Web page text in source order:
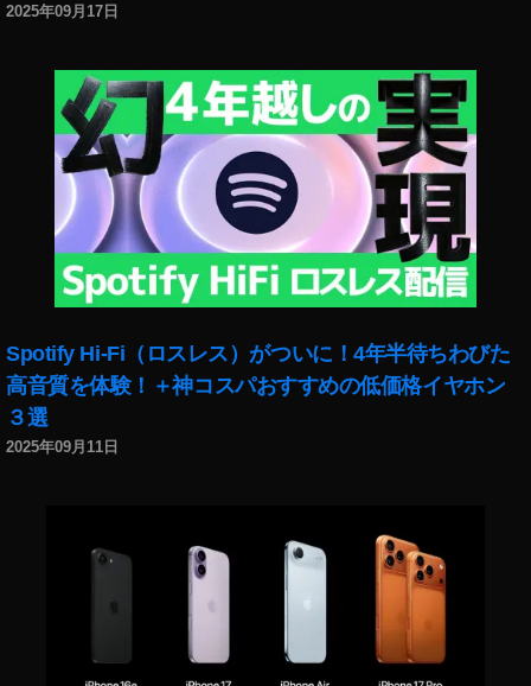
2025年09月17日
Spotify Hi-Fi（ロスレス）がついに！4年半待ちわびた
高音質を体験！＋神コスパおすすめの低価格イヤホン
３選
2025年09月11日